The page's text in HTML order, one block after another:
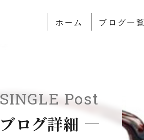
ホーム ブログ一覧
SINGLE Post
ブログ詳細